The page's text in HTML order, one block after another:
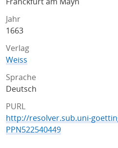
Jahr
1663
Verlag
Weiss
Sprache
Deutsch
PURL
http://resolver.sub.uni-
PPN522540449